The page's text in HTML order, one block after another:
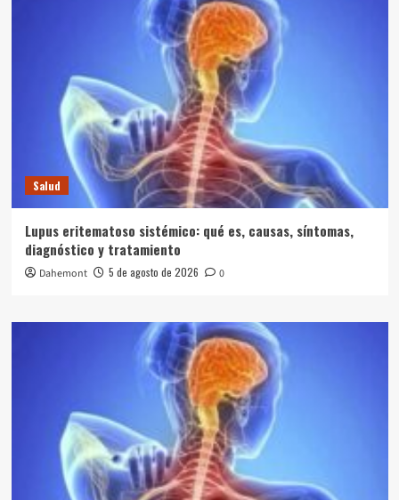
Salud
Lupus eritematoso sistémico: qué es, causas, síntomas,
diagnóstico y tratamiento
Dahemont 5 de agosto de 2026 0